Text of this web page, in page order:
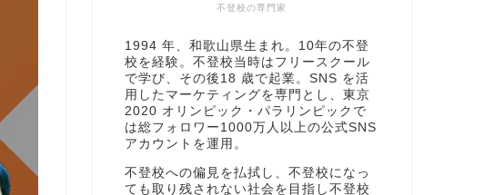
不登校の専門家
1994 年、和歌山県生まれ。10年の不登
校を経験。不登校当時はフリースクール
で学び、その後18 歳で起業。SNS を活
用したマーケティングを専門とし、東京
2020 オリンピック・パラリンピックで
は総フォロワー1000万人以上の公式SNS
アカウントを運用。
不登校への偏見を払拭し、不登校になっ
ても取り残されない社会を目指し不登校